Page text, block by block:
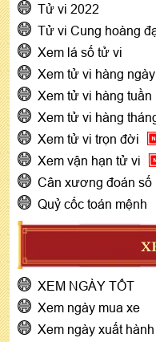
Tử vi 2022
Tử vi Cung hoàng
Xem lá số tử vi
Xem tử vi hàng ngày
Xem tử vi hàng tuần
Xem tử vi hàng
Xem tử vi trọn đời
Xem vận hạn tử vi
Cân xương đoán số
Quỷ cốc toán mệnh
XEM NGÀY TỐT
Xem ngày mua xe
Xem ngày xuất hành